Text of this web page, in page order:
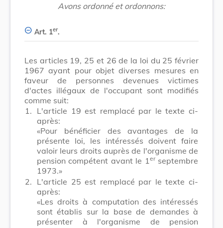
Avons ordonné et ordonnons:
Art. 1er.
Les articles 19, 25 et 26 de la loi du 25 février
1967 ayant pour objet diverses mesures en
faveur de personnes devenues victimes
d'actes illégaux de l'occupant sont modifiés
comme suit:
1. L'article 19 est remplacé par le texte ci-
après:
«Pour bénéficier des avantages de la
présente loi, les intéressés doivent faire
valoir leurs droits auprès de l'organisme de
pension compétent avant le 1 erseptembre
1973.»
2. L'article 25 est remplacé par le texte ci-
après:
«Les droits à computation des intéressés
sont établis sur la base de demandes à
présenter à l'organisme de pension